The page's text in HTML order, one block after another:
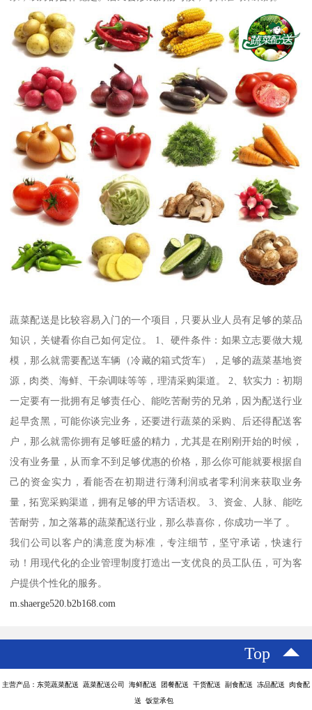
蔬菜配送是比较容易入门的一个项目，只要从业人员有足够的菜品
知识，关键看你自己如何定位。 1、硬件条件：如果立志要做大规
模，那么就需要配送车辆（冷藏的箱式货车），足够的蔬菜基地资
源，肉类、海鲜、干杂调味等等，理清采购渠道。 2、软实力：初期
一定要有一批拥有足够责任心、能吃苦耐劳的兄弟，因为配送行业
起早贪黑，可能你谈完业务，还要进行蔬菜的采购、后还得配送客
户，那么就需你拥有足够旺盛的精力，尤其是在刚刚开始的时候，
没有业务量，从而拿不到足够优惠的价格，那么你可能就要根据自
己的资金实力，看能否在初期进行薄利润或者零利润来获取业务
量，拓宽采购渠道，拥有足够的甲方话语权。 3、资金、人脉、能吃
苦耐劳，加之落幕的蔬菜配送行业，那么恭喜你，你成功一半了 。
我们公司以客户的满意度为标准，专注细节，坚守承诺，快速行
动！用现代化的企业管理制度打造出一支优良的员工队伍，可为客
户提供个性化的服务。
m.shaerge520.b2b168.com
Top
主营产品：东莞蔬菜配送 蔬菜配送公司 海鲜配送 团餐配送 干货配送 副食配送 冻品配送 肉食配
送 饭堂承包